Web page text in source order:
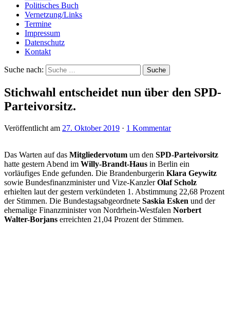
Politisches Buch
Vernetzung/Links
Termine
Impressum
Datenschutz
Kontakt
Suche nach:
Stichwahl entscheidet nun über den SPD-
Parteivorsitz.
Veröffentlicht am 27. Oktober 2019 · 1 Kommentar
Das Warten auf das Mitgliedervotum um den SPD-Parteivorsitz
hatte gestern Abend im Willy-Brandt-Haus in Berlin ein
vorläufiges Ende gefunden. Die Brandenburgerin Klara Geywitz
sowie Bundesfinanzminister und Vize-KanzlerOlaf Scholz
erhielten laut der gestern verkündeten 1. Abstimmung 22,68 Prozent
der Stimmen. Die Bundestagsabgeordnete Saskia Esken und der
ehemalige Finanzminister von Nordrhein-Westfalen Norbert
Walter-Borjans erreichten 21,04 Prozent der Stimmen.